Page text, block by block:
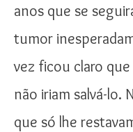
anos que se
tumor
vez ficou claro
não iriam salvá-lo.
que só lhe